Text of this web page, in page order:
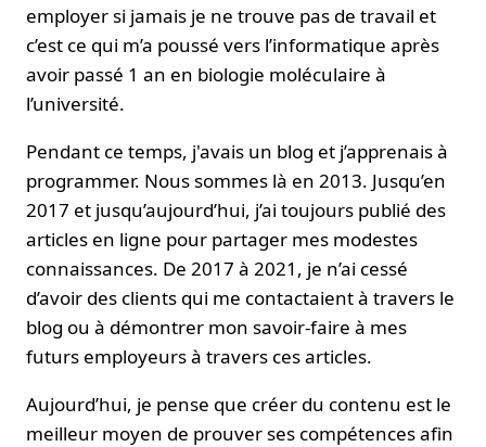
employer si jamais je ne trouve pas de travail et
c’est ce qui m’a poussé vers l’informatique après
avoir passé 1 an en biologie moléculaire à
l’université.
Pendant ce temps, j'avais un blog et j’apprenais à
programmer. Nous sommes là en 2013. Jusqu’en
2017 et jusqu’aujourd’hui, j’ai toujours publié des
articles en ligne pour partager mes modestes
connaissances. De 2017 à 2021, je n’ai cessé
d’avoir des clients qui me contactaient à travers le
blog ou à démontrer mon savoir-faire à mes
futurs employeurs à travers ces articles.
Aujourd’hui, je pense que créer du contenu est le
meilleur moyen de prouver ses compétences afin